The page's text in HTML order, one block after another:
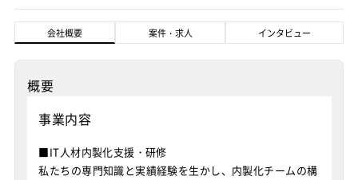
会社概要 案件・求人 インタビュー
概要
事業内容
■IT人材内製化支援・研修
私たちの専門知識と実績経験を生かし、内製化チームの構